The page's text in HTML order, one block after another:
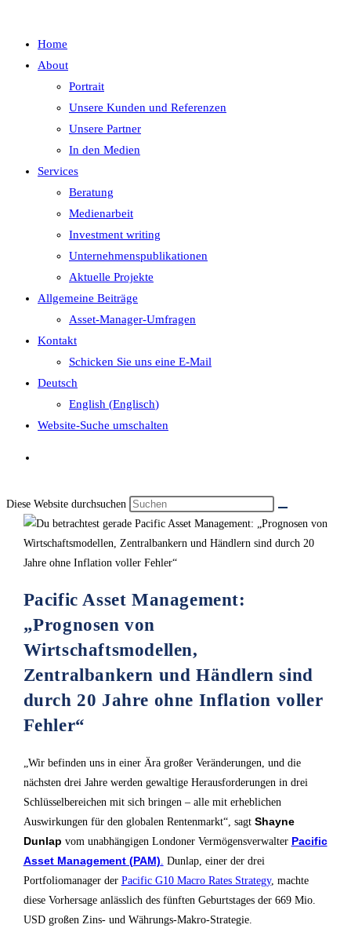
Home
About
Portrait
Unsere Kunden und Referenzen
Unsere Partner
In den Medien
Services
Beratung
Medienarbeit
Investment writing
Unternehmenspublikationen
Aktuelle Projekte
Allgemeine Beiträge
Asset-Manager-Umfragen
Kontakt
Schicken Sie uns eine E-Mail
Deutsch
English (Englisch)
Website-Suche umschalten
Diese Website durchsuchen
Pacific Asset Management:
„Prognosen von
Wirtschaftsmodellen,
Zentralbankern und Händlern sind
durch 20 Jahre ohne Inflation voller
Fehler“
„Wir befinden uns in einer Ära großer Veränderungen, und die
nächsten drei Jahre werden gewaltige Herausforderungen in drei
Schlüsselbereichen mit sich bringen – alle mit erheblichen
Auswirkungen für den globalen Rentenmarkt“, sagt Shayne
Dunlap vom unabhängigen Londoner Vermögensverwalter Pacific
Asset Management (PAM). Dunlap, einer der drei
Portfoliomanager der Pacific G10 Macro Rates Strategy, machte
diese Vorhersage anlässlich des fünften Geburtstages der 669 Mio.
USD großen Zins- und Währungs-Makro-Strategie.